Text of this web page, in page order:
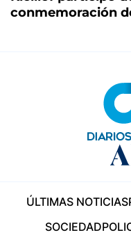
conmemoración
ÚLTIMAS NOTICIAS
SOCIEDAD